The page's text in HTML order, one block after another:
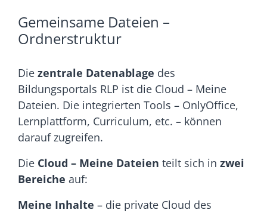
Gemeinsame Dateien –
Ordnerstruktur
Die zentrale Datenablage des
Bildungsportals RLP ist die Cloud – Meine
Dateien. Die integrierten Tools – OnlyOffice,
Lernplattform, Curriculum, etc. – können
darauf zugreifen.
Die Cloud – Meine Dateien teilt sich in zwei
Bereiche auf:
Meine Inhalte – die private Cloud des